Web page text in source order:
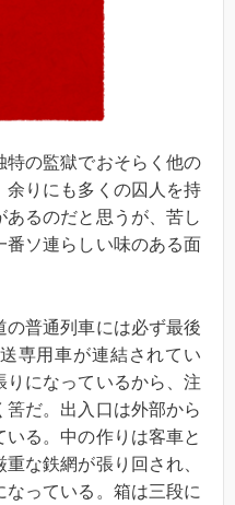
特の監獄でおそらく他の
余りにも多くの囚人を持
あるのだと思うが、苦し
番ソ連らしい味のある面
の普通列車には必ず最後
専用車が連結されてい
りになっているから、注
だ。出入口は外部から
いる。中の作りは客車と
な鉄網が張り回され、
っている。箱は三段に